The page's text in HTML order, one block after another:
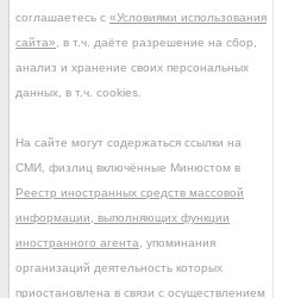
соглашаетесь с «Условиями использования
сайта» , в т.ч. даёте разрешение на сбор,
анализ и хранение своих персональных
данных, в т.ч. cookies.
На сайте могут содержаться ссылки на
СМИ, физлиц включённые Минюстом в
Реестр иностранных средств массовой
информации, выполняющих функции
иностранного агента , упоминания
организаций деятельность которых
приостановлена в связи с осуществлением